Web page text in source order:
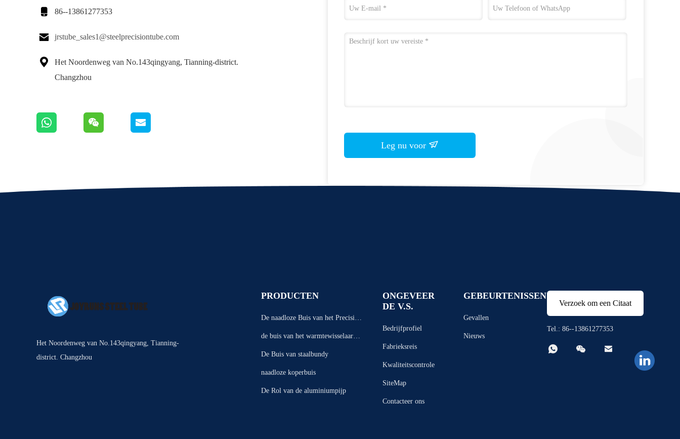
 86--13861277353
 jrstube_sales1@steelprecisiontube.com

Het Noordenweg van No.143qingyang, Tianning-district.
Changzhou
Leg nu voor
Het Noordenweg van No.143qingyang, Tianning-
district. Changzhou
PRODUCTEN
De naadloze Buis van het Precisiest
de buis van het warmtewisselaarsta
De Buis van staalbundy
naadloze koperbuis
De Rol van de aluminiumpijp
ONGEVEER
DE V.S.
Bedrijfprofiel
Fabrieksreis
Kwaliteitscontrole
SiteMap
Contacteer ons
GEBEURTENISSEN
Gevallen
Nieuws
Verzoek om een Citaat
Tel.: 86--13861277353
  